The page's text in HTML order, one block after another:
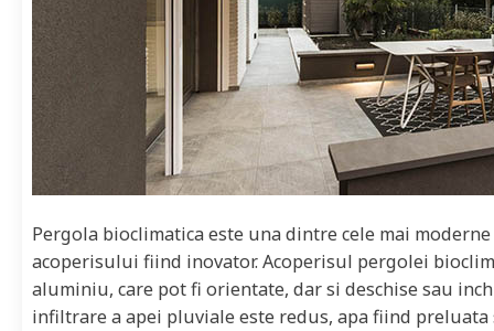
Pergola bioclimatica este una dintre cele mai
acoperisului fiind inovator. Acoperisul pergolei
aluminiu, care pot fi orientate, dar si deschise sau
infiltrare a apei pluviale este redus, apa fiind